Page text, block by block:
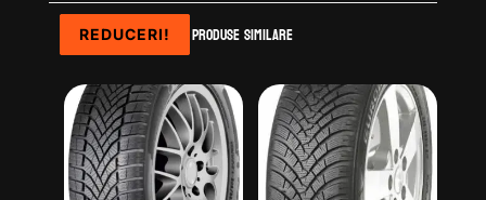
Produse similare
REDUCERI!
REDUCERI!
REDUCERI!
REDUCERI!